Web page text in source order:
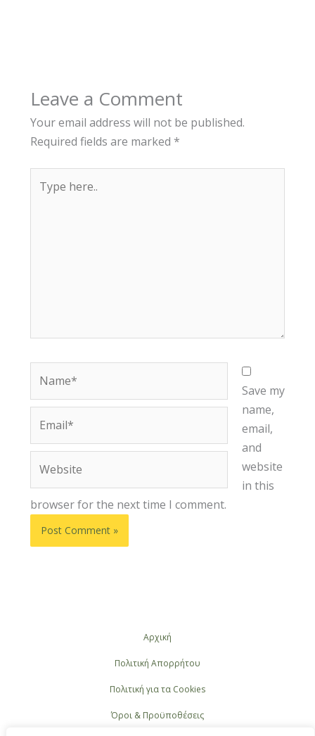
Leave a Comment
Your email address will not be published.
Required fields are marked *
here..
Save my
name,
email,
and
website
in this
browser for the next time I comment.
Αρχική
Πολιτική Απορρήτου
Πολιτική για τα Cookies
Όροι & Προϋποθέσεις